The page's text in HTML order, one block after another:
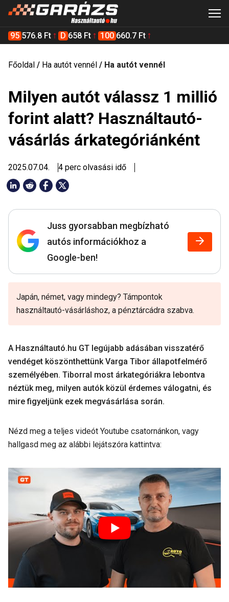
95 576.8 Ft D 658 Ft 100 660.7 Ft
Főoldal / Ha autót vennél / Ha autót vennél
Milyen autót válassz 1 millió
forint alatt? Használtautó-
vásárlás árkategóriánként
2025.07.04. 4 perc olvasási idő
Juss gyorsabban megbízható
autós információkhoz a
Google-ben!
Japán, német, vagy mindegy? Támpontok
használtautó-vásárláshoz, a pénztárcádra szabva.
A Használtautó.hu GT legújabb adásában visszatérő
vendéget köszönthettünk Varga Tibor állapotfelmérő
személyében. Tiborral most árkategóriákra lebontva
néztük meg, milyen autók közül érdemes válogatni, és
mire figyeljünk ezek megvásárlása során.
Nézd meg a teljes videót Youtube csatornánkon, vagy
hallgasd meg az alábbi lejátszóra kattintva: